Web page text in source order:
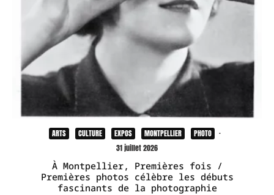
ARTS CULTURE EXPOS MONTPELLIER PHOTO
·
31 juillet 2026
À Montpellier, Premières fois /
Premières photos célèbre les débuts
fascinants de la photographie